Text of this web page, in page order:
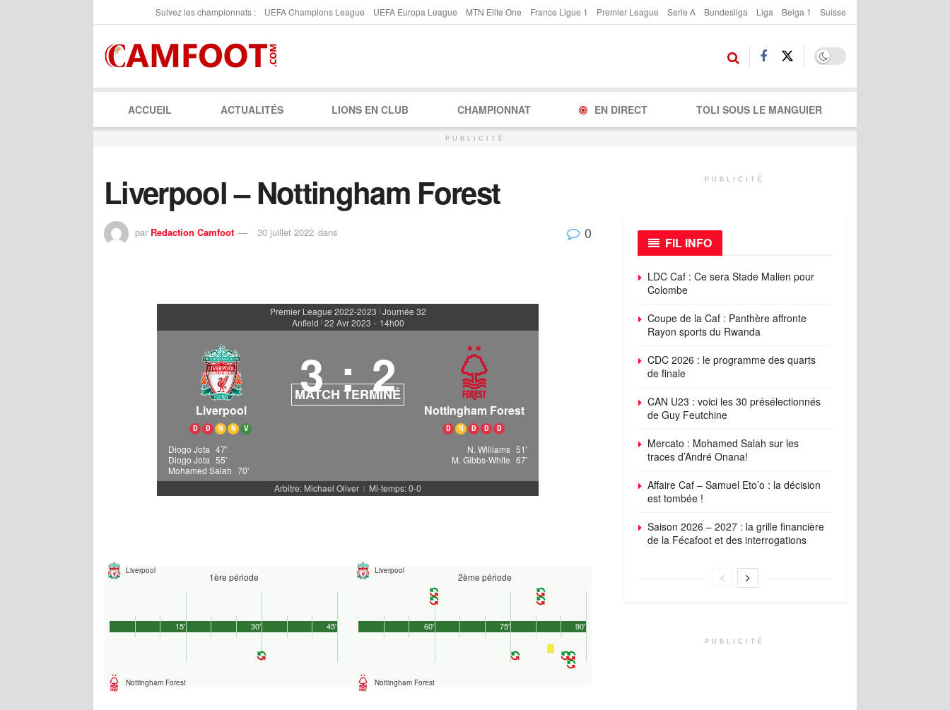
Suivez les championnats : UEFA Champions League UEFA Europa League MTN Elite One France Ligue 1 Premier League Serie A Bundesliga Liga Belga 1 Suisse
ACCUEIL ACTUALITÉS LIONS EN CLUB CHAMPIONNAT EN DIRECT TOLI SOUS LE MANGUIER
PUBLICITÉ
Liverpool – Nottingham Forest
par Redaction Camfoot 30 juillet 2022 dans 0
Premier League 2022-2023 | Journée 32
Anfield | 22 Avr 2023 - 14h00
Liverpool
D D N N V
3 : 2
MATCH TERMINÉ
Nottingham Forest
D N D D D
Diogo Jota 47'
Diogo Jota 55'
Mohamed Salah 70'
N. Williams 51'
M. Gibbs-White 67'
Arbitre: Michael Oliver | Mi-temps: 0-0
Liverpool
1ère période
Nottingham Forest
45'
15' 30'
Liverpool
2ème période
Nottingham Forest
90'
60' 75'
PUBLICITÉ
FIL INFO
LDC Caf : Ce sera Stade Malien pour
Colombe
Coupe de la Caf : Panthère affronte
Rayon sports du Rwanda
CDC 2026 : le programme des quarts
de finale
CAN U23 : voici les 30 présélectionnés
de Guy Feutchine
Mercato : Mohamed Salah sur les
traces d’André Onana!
Affaire Caf – Samuel Eto’o : la décision
est tombée !
Saison 2026 – 2027 : la grille financière
de la Fécafoot et des interrogations
PUBLICITÉ